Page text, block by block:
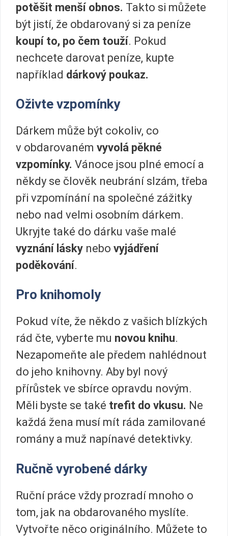
potěšit menší obnos. Takto si můžete
být jistí, že obdarovaný si za peníze
koupí to, po čem touží. Pokud
nechcete darovat peníze, kupte
například dárkový poukaz.
Oživte vzpomínky
Dárkem může být cokoliv, co
v obdarovaném vyvolá pěkné
vzpomínky. Vánoce jsou plné emocí a
někdy se člověk neubrání slzám, třeba
při vzpomínání na společné zážitky
nebo nad velmi osobním dárkem.
Ukryjte také do dárku vaše malé
vyznání lásky nebo vyjádření
poděkování.
Pro knihomoly
Pokud víte, že někdo z vašich blízkých
rád čte, vyberte mu novou knihu.
Nezapomeňte ale předem nahlédnout
do jeho knihovny. Aby byl nový
přírůstek ve sbírce opravdu novým.
Měli byste se také trefit do vkusu. Ne
každá žena musí mít ráda zamilované
romány a muž napínavé detektivky.
Ručně vyrobené dárky
Ruční práce vždy prozradí mnoho o
tom, jak na obdarovaného myslíte.
Vytvořte něco originálního. Můžete to